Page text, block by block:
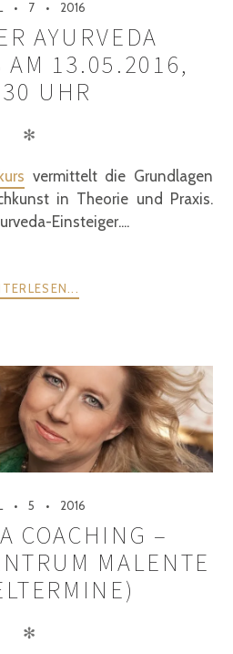
7 2016
AYURVEDA
AM 13.05.2016,
UHR
✻
vermittelt die Grundlagen
in Theorie und Praxis.
Einsteiger....
5 2016
COACHING –
MALENTE
✻